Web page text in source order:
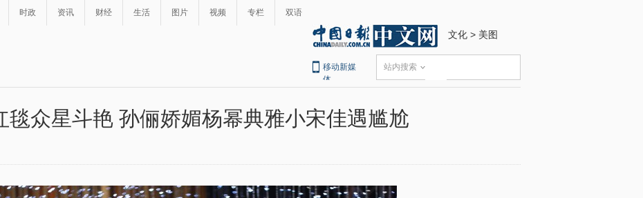
时政 资讯 财经 生活 图片 视频 专栏 双语
文化 > 美图
移动新媒
体
站内搜索
毯众星斗艳 孙俪娇媚杨幂典雅小宋佳遇尴尬